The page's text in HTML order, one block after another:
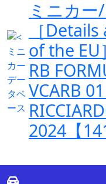
ミニカー
［
of the EU
RB
VCARB
2024【